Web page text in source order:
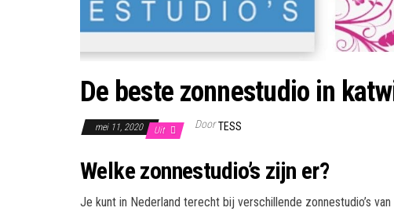
De beste zonnestudio in
mei 11, 2020 Uit Door TESS
Welke zonnestudio’s zijn er?
Je kunt in Nederland terecht bij verschillende zonnestudio’s